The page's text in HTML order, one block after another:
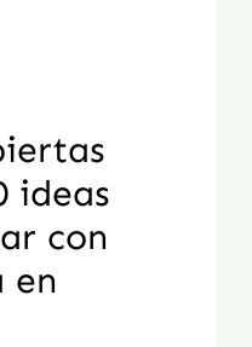
ideas
con
en